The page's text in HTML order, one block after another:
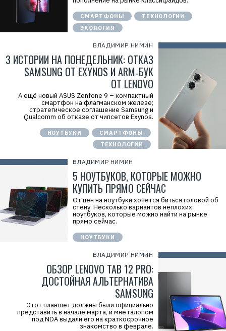
СМАРТФОНЫ
ТЕХНОЛОГИИ
ЭКОЛОГИЯ
ВЛАДИМИР НИМИН
3 ИСТОРИИ НА ПОНЕДЕЛЬНИК: ОТКАЗ
SAMSUNG ОТ EXYNOS И ARM‑БУК
ОТ LENOVO
А ещё новый ASUS Zenfone 9 – компактный
смартфон на флагманском железе;
стратегическое соглашение Samsung и
Qualcomm об отказе от чипсетов Exynos.
НОУТБУКИ
СМАРТФОНЫ
ТЕХНОЛОГИИ
ВЛАДИМИР НИМИН
5 НОУТБУКОВ, КОТОРЫЕ МОЖНО
КУПИТЬ ПРЯМО СЕЙЧАС
От цен на ноутбуки хочется биться головой об
стену. Несколько вариантов неплохих
ноутбуков, которые можно найти на рынке
прямо сейчас.
НОУТБУКИ
ВЛАДИМИР НИМИН
ОБЗОР LENOVO TAB 12 PRO:
ДОСТОЙНАЯ АЛЬТЕРНАТИВА
SAMSUNG
Этот планшет должны были официально
представить в начале марта, и мне галопом
под NDA выдали его на краткосрочное
знакомство в феврале.